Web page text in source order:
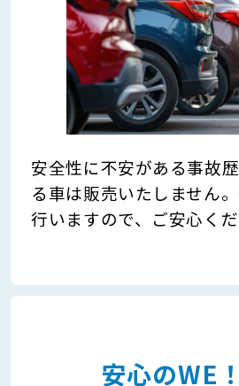
安全性に不安がある事故
る車は販売いたしません
行いますので、ご安心くだ
安心のWE